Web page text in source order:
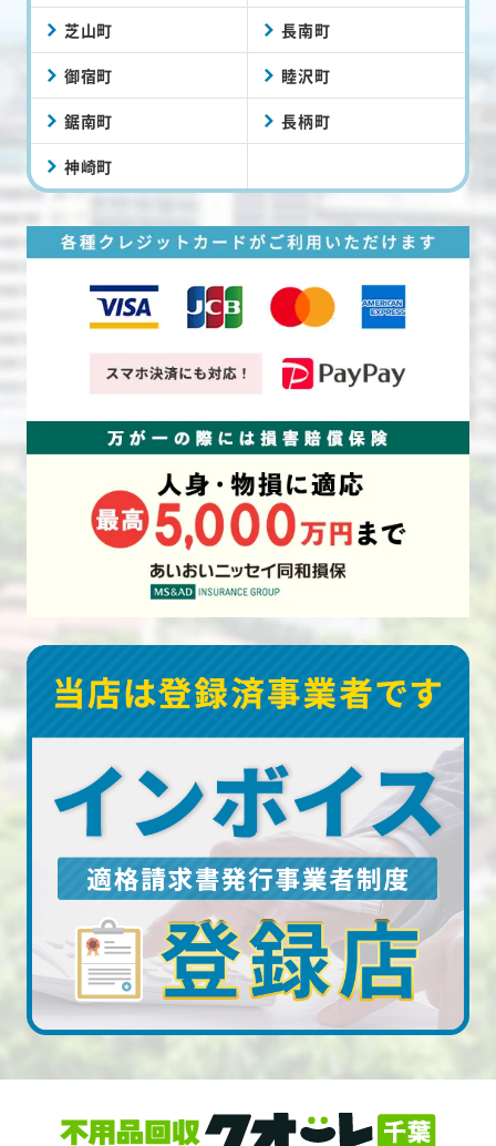
芝山町 長南町
御宿町 睦沢町
鋸南町 長柄町
神崎町